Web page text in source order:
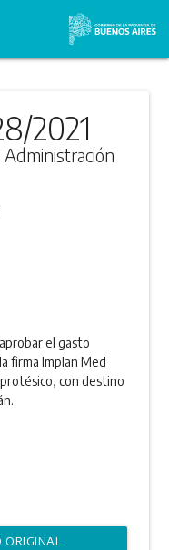
2021
el gasto
firma Implan Med
con destino
ORIGINAL